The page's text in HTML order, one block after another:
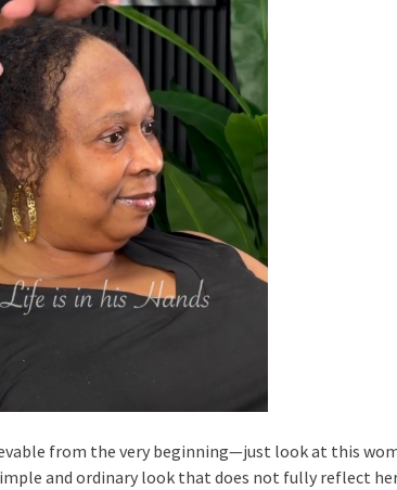
from the very beginning—just look at this
and ordinary look that does not fully reflect